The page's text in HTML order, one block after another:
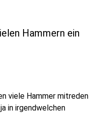
Hammern ein
viele Hammer mitreden
in irgendwelchen